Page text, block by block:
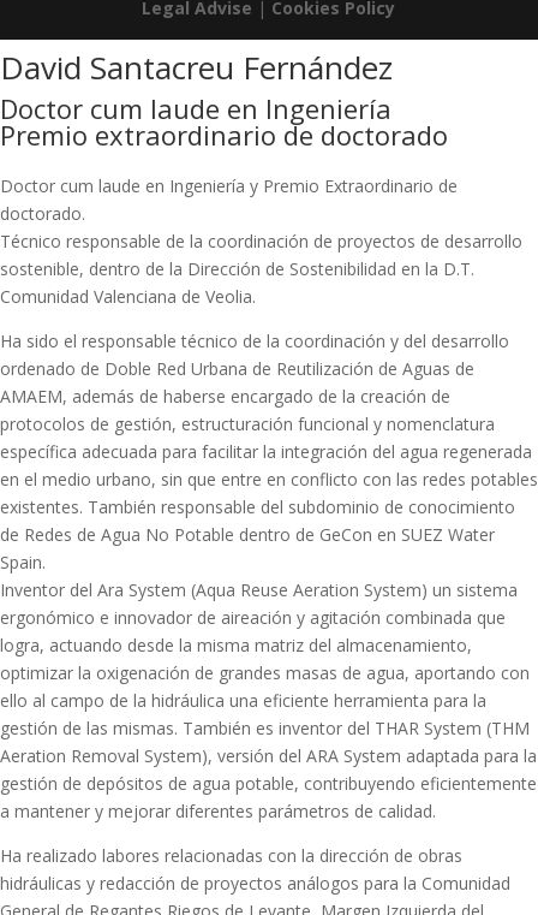
Legal Advise | Cookies Policy
David Santacreu Fernández
Doctor cum laude en Ingeniería
Premio extraordinario de doctorado
Doctor cum laude en Ingeniería y Premio Extraordinario de
doctorado.
Técnico responsable de la coordinación de proyectos de desarrollo
sostenible, dentro de la Dirección de Sostenibilidad en la D.T.
Comunidad Valenciana de Veolia.
Ha sido el responsable técnico de la coordinación y del desarrollo
ordenado de Doble Red Urbana de Reutilización de Aguas de
AMAEM, además de haberse encargado de la creación de
protocolos de gestión, estructuración funcional y nomenclatura
específica adecuada para facilitar la integración del agua regenerada
en el medio urbano, sin que entre en conflicto con las redes potables
existentes. También responsable del subdominio de conocimiento
de Redes de Agua No Potable dentro de GeCon en SUEZ Water
Spain.
Inventor del Ara System (Aqua Reuse Aeration System) un sistema
ergonómico e innovador de aireación y agitación combinada que
logra, actuando desde la misma matriz del almacenamiento,
optimizar la oxigenación de grandes masas de agua, aportando con
ello al campo de la hidráulica una eficiente herramienta para la
gestión de las mismas. También es inventor del THAR System (THM
Aeration Removal System), versión del ARA System adaptada para la
gestión de depósitos de agua potable, contribuyendo eficientemente
a mantener y mejorar diferentes parámetros de calidad.
Ha realizado labores relacionadas con la dirección de obras
hidráulicas y redacción de proyectos análogos para la Comunidad